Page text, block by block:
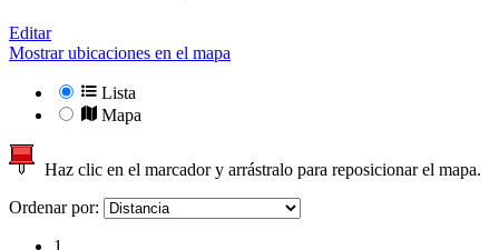
Editar
Mostrar ubicaciones en el mapa
Lista
Mapa
Haz clic en el marcador y arrástralo para reposicionar el mapa.
Ordenar por:
1